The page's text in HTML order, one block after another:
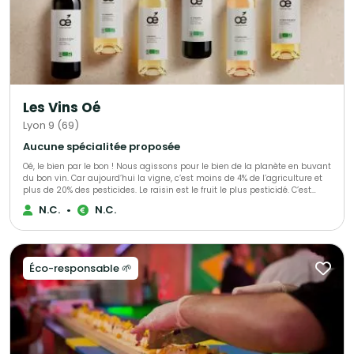
de votre choix; que ce soit en salle des fêtes, à domicile, dans votre
entreprise, en plein air, sous chapiteau...,Benoit Bruley Traiteur s'adapte à
toutes les situations. Faites nous confiance, nous saurons vous
accompagner selon vos attentes.
Les Vins Oé
Lyon 9 (69)
Aucune spécialitée proposée
Oé, le bien par le bon ! Nous agissons pour le bien de la planète en buvant
du bon vin. Car aujourd’hui la vigne, c’est moins de 4% de l’agriculture et
plus de 20% des pesticides. Le raisin est le fruit le plus pesticidé. C’est
triste. Alors nous avons décidé de nous secouer la grappe avec vous ! Ce
que vous allez déboucher avec Oé : - du bon vin - bio & vegan -
N.C. • N.C.
Éco-responsable 🌱